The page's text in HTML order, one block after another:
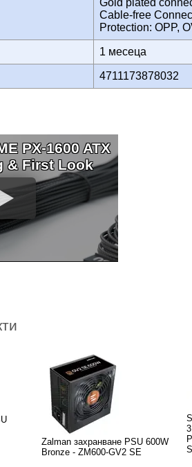
Cable-free
Protection: OPP,
1 месеца
4711173878032
PX-1600 ATX
& First Look
Zalman захранване PSU 600W
Bronze - ZM600-GV2 SE